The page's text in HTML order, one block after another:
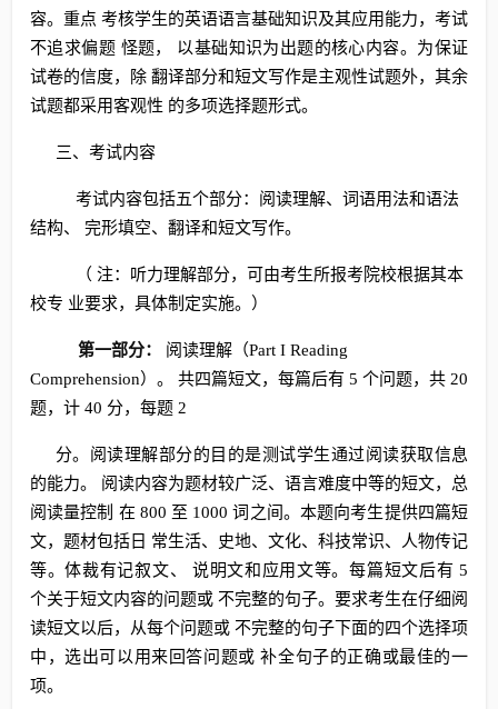
容。重点 考核学生的英语语言基础知识及其应用能力，考试
不追求偏题 怪题， 以基础知识为出题的核心内容。为保证
试卷的信度，除 翻译部分和短文写作是主观性试题外，其余
试题都采用客观性 的多项选择题形式。
三、考试内容
考试内容包括五个部分：阅读理解、词语用法和语法
结构、 完形填空、翻译和短文写作。
（ 注：听力理解部分，可由考生所报考院校根据其本
校专 业要求，具体制定实施。）
第一部分：
阅读理解（Part I Reading
Comprehension）。 共四篇短文，每篇后有 5 个问题，共 20
题，计 40 分，每题 2
分。阅读理解部分的目的是测试学生通过阅读获取信息
的能力。 阅读内容为题材较广泛、语言难度中等的短文，总
阅读量控制 在 800 至 1000 词之间。本题向考生提供四篇短
文，题材包括日 常生活、史地、文化、科技常识、人物传记
等。体裁有记叙文、 说明文和应用文等。每篇短文后有 5
个关于短文内容的问题或 不完整的句子。要求考生在仔细阅
读短文以后，从每个问题或 不完整的句子下面的四个选择项
中，选出可以用来回答问题或 补全句子的正确或最佳的一
项。